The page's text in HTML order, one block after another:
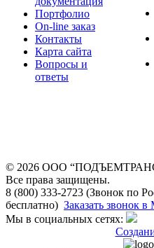
Портфолио
On-line заказ
Контакты
Карта сайта
Вопросы и
ответы
© 2026 OOO
Все права защищены.
8 (800) 333-2723 (Звонок по
бесплатно) Заказать звонок в
Мы в социальных сетях: